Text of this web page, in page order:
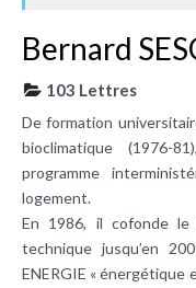
Bernard
103 Lettres
De formation
bioclimatique (1976-
programme
logement.
En 1986, il cofonde
technique jusqu’en
ENERGIE « énergétique